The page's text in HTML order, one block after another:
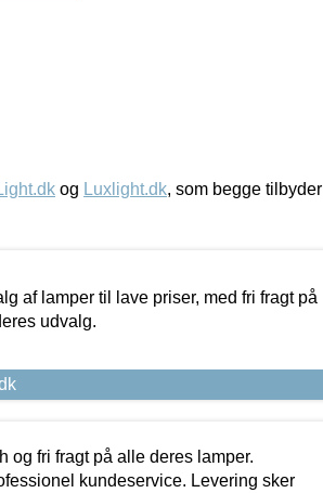
og Luxlight.dk, som begge tilbyder
af lamper til lave priser, med fri fragt på
udvalg.
og fri fragt på alle deres lamper.
kundeservice. Levering sker